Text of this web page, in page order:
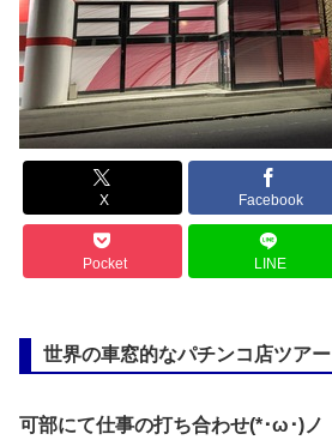
X Facebook
Pocket LINE
世界の車窓的なパチンコ店ツアー
可部にて仕事の打ち合わせ(*･ω･)ノ